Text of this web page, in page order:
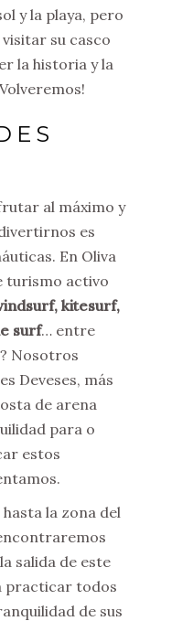
y la playa, pero
su casco
la historia y la
al máximo y
es
En Oliva
turismo activo
kitesurf,
surf… entre
Nosotros
Deveses, más
de arena
para o
estos
la zona del
salida de este
practicar todos
de sus